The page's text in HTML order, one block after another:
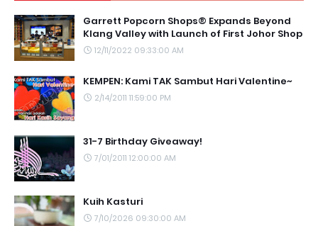
Garrett Popcorn Shops® Expands Beyond
Klang Valley with Launch of First Johor Shop
12/11/2022 09:33:00 AM
KEMPEN: Kami TAK Sambut Hari Valentine~
2/14/2011 11:59:00 PM
31-7 Birthday Giveaway!
7/01/2011 12:00:00 AM
Kuih Kasturi
7/10/2026 09:30:00 AM